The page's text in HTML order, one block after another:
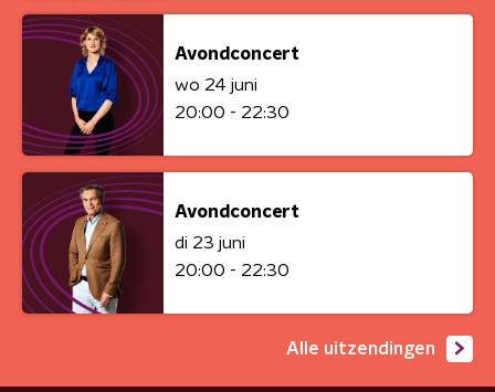
Avondconcert
wo 24 juni
20:00 - 22:30
Avondconcert
di 23 juni
20:00 - 22:30
Alle uitzendingen